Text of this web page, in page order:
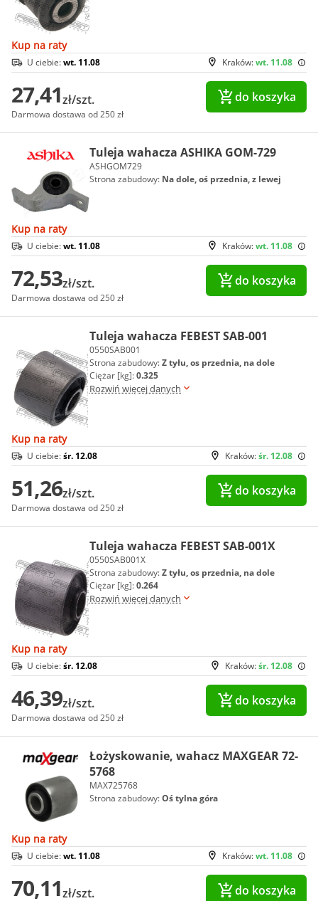
Kup na raty
Kraków:wt. 11.08
U ciebie:wt. 11.08
27,41zł/szt.
Darmowa dostawa od 250 zł
do koszyka
Tuleja wahacza ASHIKA GOM-729
ASHGOM729
Strona zabudowy: Na dole, oś przednia, z lewej
Kup na raty
Kraków:wt. 11.08
U ciebie:wt. 11.08
72,53zł/szt.
Darmowa dostawa od 250 zł
do koszyka
Tuleja wahacza FEBEST SAB-001
0550SAB001
Strona zabudowy:Z tyłu, os przednia, na dole
Ciężar [kg]:0.325
Rozwiń więcej danych
Kup na raty
Kraków:śr. 12.08
U ciebie:śr. 12.08
51,26zł/szt.
Darmowa dostawa od 250 zł
do koszyka
Tuleja wahacza FEBEST SAB-001X
0550SAB001X
Strona zabudowy:Z tyłu, os przednia, na dole
Ciężar [kg]:0.264
Rozwiń więcej danych
Kup na raty
Kraków:śr. 12.08
U ciebie:śr. 12.08
46,39zł/szt.
Darmowa dostawa od 250 zł
do koszyka
Łożyskowanie, wahacz MAXGEAR 72-
5768
MAX725768
Strona zabudowy:Oś tylna góra
Kup na raty
Kraków:wt. 11.08
U ciebie:wt. 11.08
70,11zł/szt. do koszyka